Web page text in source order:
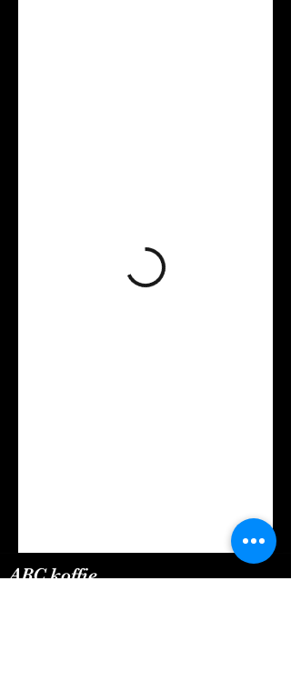
ABC koffie